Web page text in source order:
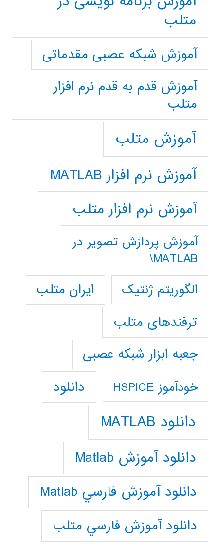
متلب
آموزش شبکه عصبی مقدماتی
آموزش قدم به قدم نرم افزار
متلب
آموزش متلب
آموزش نرم افزار MATLAB
آموزش نرم افزار متلب
آموزش پردازش تصوير در
MATLAB\
الگوریتم ژنتیک
ایران متلب
ترفندهای متلب
جعبه ابزار شبکه عصبی
خودآموز HSPICE دانلود
دانلود MATLAB
دانلود آموزش Matlab
دانلود آموزش فارسي Matlab
دانلود آموزش فارسي متلب